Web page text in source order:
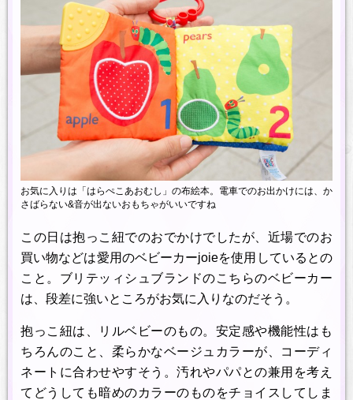
お気に入りは「はらぺこあおむし」の布絵本。電車でのお出かけには、か
さばらない&音が出ないおもちゃがいいですね
この日は抱っこ紐でのおでかけでしたが、近場でのお
買い物などは愛用のベビーカーjoieを使用しているとの
こと。ブリテッィシュブランドのこちらのベビーカー
は、段差に強いところがお気に入りなのだそう。
抱っこ紐は、リルベビーのもの。安定感や機能性はも
ちろんのこと、柔らかなベージュカラーが、コーディ
ネートに合わせやすそう。汚れやパパとの兼用を考え
てどうしても暗めのカラーのものをチョイスしてしま